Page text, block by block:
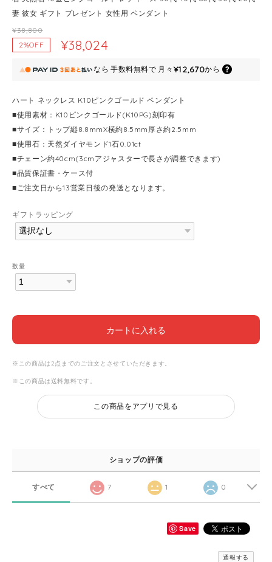
妻 彼女 ギフト プレゼント 女性用 ペンダント
¥38,800
2%OFF
¥38,024
なら 手数料無料で 月々 ¥12,670から
ハート ネックレス K10ピンクゴールド ペンダント
■使用素材：K10ピンクゴールド(K10PG)刻印有
■サイズ：トップ縦8.8mmX横約8.5mm厚さ約2.5mm
■使用石：天然ダイヤモンド1石0.01ct
■チェーン約40cm(3cmアジャスターで長さが調整できます)
■品質保証書・ケース付
■ご注文日から13営業日後の発送となります。
ギフトラッピング
数量
カートに入れる
※この商品は2点までのご注文とさせていただきます。
※この商品は 送料無料です。
この商品をアプリで見る
ショップの評価
すべて 7 1 0
Save
通報する